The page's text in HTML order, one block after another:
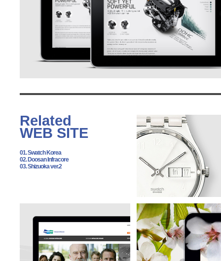
Related
WEB SITE
01. Swatch Korea
02. Doosan Infracore
03. Shizuoka ver.2